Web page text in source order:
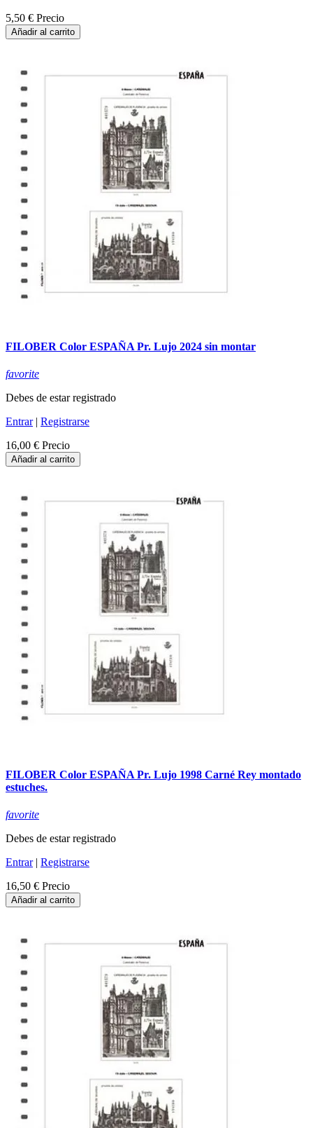
5,50 € Precio
Añadir al carrito
FILOBER Color ESPAÑA Pr. Lujo 2024 sin montar
favorite
Debes de estar registrado
Entrar| Registrarse
16,00 € Precio
Añadir al carrito
FILOBER Color ESPAÑA Pr. Lujo 1998 Carné Rey montado
estuches.
favorite
Debes de estar registrado
Entrar| Registrarse
16,50 € Precio
Añadir al carrito